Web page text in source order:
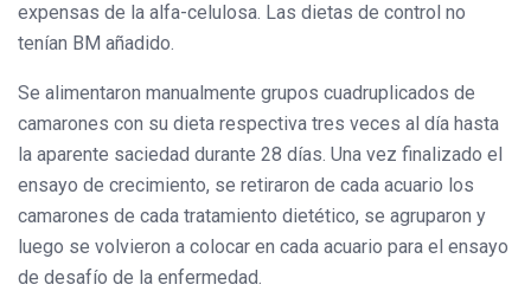
expensas de la alfa-celulosa. Las dietas de control no
tenían BM añadido.
Se alimentaron manualmente grupos cuadruplicados de
camarones con su dieta respectiva tres veces al día hasta
la aparente saciedad durante 28 días. Una vez finalizado el
ensayo de crecimiento, se retiraron de cada acuario los
camarones de cada tratamiento dietético, se agruparon y
luego se volvieron a colocar en cada acuario para el ensayo
de desafío de la enfermedad.